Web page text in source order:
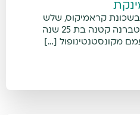
בשכונת קראמיקוס, שלש
נשים מיוחדות שמחזיקות טברנה קטנה בת 25 שנה
מקונסטנטינופול […]